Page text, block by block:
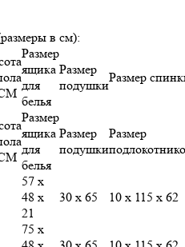
в см):
Размер
ящика
для
белья
Размер
подушки
Размер
Размер
ящика
для
белья
Размер
подушки
Размер
57 х
48 х
21
30 х 65 10 х 115 х 62
75 х